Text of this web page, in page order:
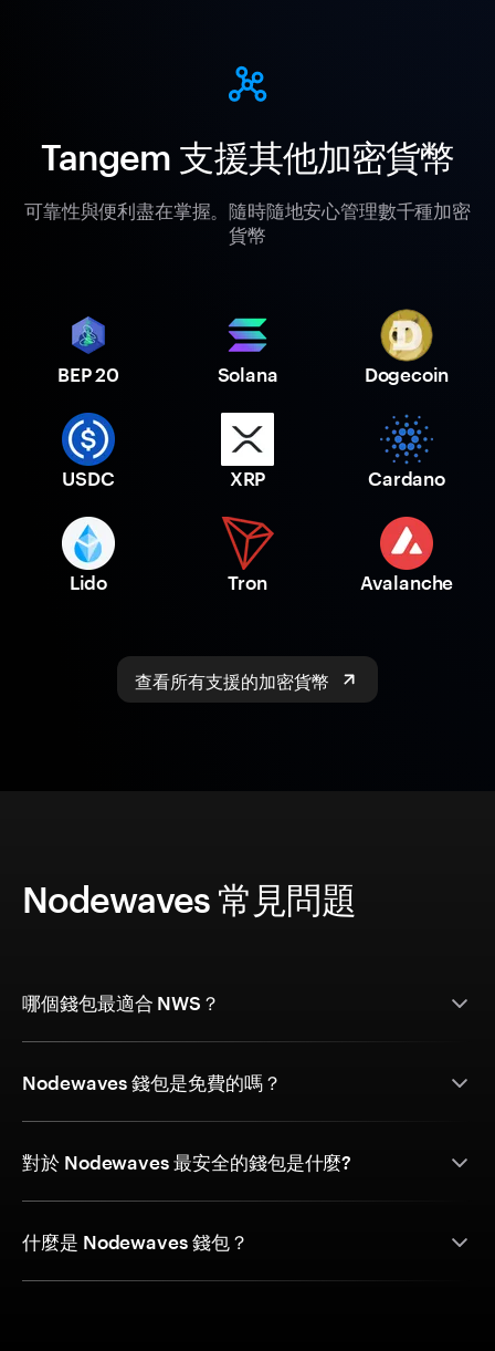
Tangem 支援其他加密貨幣
可靠性與便利盡在掌握。隨時隨地安心管理數千種加密
貨幣
BEP 20 Solana Dogecoin
USDC XRP Cardano
Lido Tron Avalanche
查看所有支援的加密貨幣
Nodewaves 常見問題
哪個錢包最適合 NWS？
Nodewaves 錢包是免費的嗎？
對於 Nodewaves 最安全的錢包是什麼?
什麼是 Nodewaves 錢包？